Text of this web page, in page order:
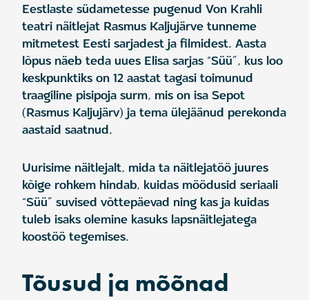
Eestlaste südametesse pugenud Von Krahli
teatri näitlejat Rasmus Kaljujärve tunneme
mitmetest Eesti sarjadest ja filmidest. Aasta
lõpus näeb teda uues Elisa sarjas “Süü”, kus loo
keskpunktiks on 12 aastat tagasi toimunud
traagiline pisipoja surm, mis on isa Sepot
(Rasmus Kaljujärv) ja tema ülejäänud perekonda
aastaid saatnud.
Uurisime näitlejalt, mida ta näitlejatöö juures
kõige rohkem hindab, kuidas möödusid seriaali
“Süü” suvised võttepäevad ning kas ja kuidas
tuleb isaks olemine kasuks lapsnäitlejatega
koostöö tegemises.
Tõusud ja mõõnad